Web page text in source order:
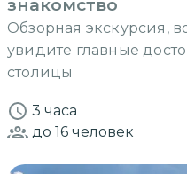
знакомство
Обзорная экскурсия,
увидите главные
столицы
3 часа
до 16 человек